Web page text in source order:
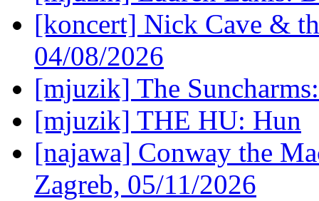
[koncert] Nick Cave &
04/08/2026
[mjuzik] The
[mjuzik] THE HU: Hun
[najawa] Conway the
Zagreb, 05/11/2026